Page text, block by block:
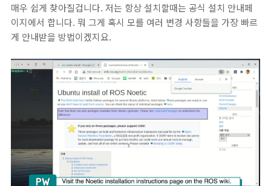
매우 쉽게 찾아질겁니다. 저는 항상 설치할때는 공식 설치 안내페
이지에서 합니다. 뭐 그게 혹시 모를 여러 변경 사항들을 가장 빠르
게 안내받을 방법이겠지요.